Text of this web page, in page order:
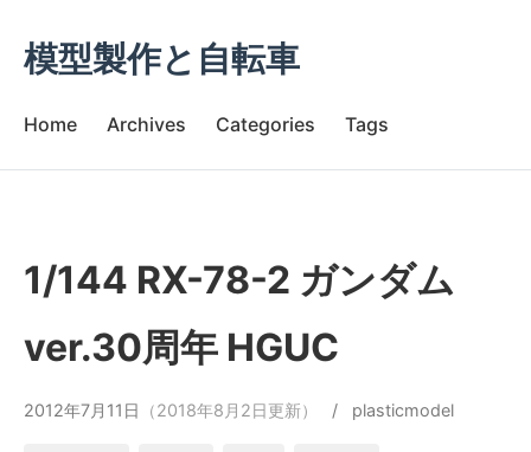
模型製作と自転車
Home Archives Categories Tags
1/144 RX-78-2 ガンダム
ver.30周年 HGUC
2012年7月11日 （2018年8月2日更新） / plasticmodel